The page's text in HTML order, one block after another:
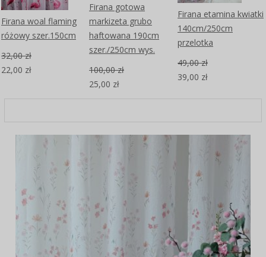
Firana woal flaming
różowy szer.150cm
32,00 zł
22,00 zł
Firana gotowa
markizeta grubo
haftowana 190cm
szer./250cm wys.
100,00 zł
25,00 zł
Firana etamina kwiatki
140cm/250cm
przelotka
49,00 zł
39,00 zł